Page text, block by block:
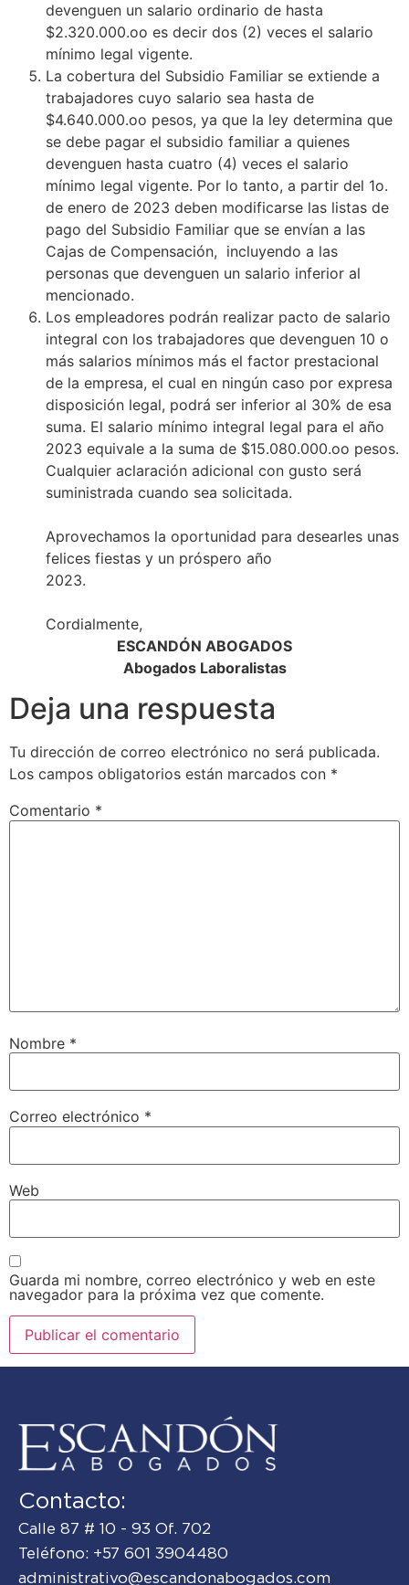
devenguen un salario ordinario de hasta
$2.320.000.oo es decir dos (2) veces el salario
mínimo legal vigente.
La cobertura del Subsidio Familiar se extiende a
trabajadores cuyo salario sea hasta de
$4.640.000.oo pesos, ya que la ley determina que
se debe pagar el subsidio familiar a quienes
devenguen hasta cuatro (4) veces el salario
mínimo legal vigente. Por lo tanto, a partir del 1o.
de enero de 2023 deben modificarse las listas de
pago del Subsidio Familiar que se envían a las
Cajas de Compensación, incluyendo a las
personas que devenguen un salario inferior al
mencionado.
Los empleadores podrán realizar pacto de salario
integral con los trabajadores que devenguen 10 o
más salarios mínimos más el factor prestacional
de la empresa, el cual en ningún caso por expresa
disposición legal, podrá ser inferior al 30% de esa
suma. El salario mínimo integral legal para el año
2023 equivale a la suma de $15.080.000.oo pesos.
Cualquier aclaración adicional con gusto será
suministrada cuando sea solicitada.
Aprovechamos la oportunidad para desearles unas
felices fiestas y un próspero año
2023.
Cordialmente,
ESCANDÓN ABOGADOS
Abogados Laboralistas
Deja una respuesta
Tu dirección de correo electrónico no será publicada.
Los campos obligatorios están marcados con *
Comentario *
Nombre *
Correo electrónico *
Web
Guarda mi nombre, correo electrónico y web en este
navegador para la próxima vez que comente.
Contacto:
Calle 87 # 10 - 93 Of. 702
Teléfono: +57 601 3904480
administrativo@escandonabogados.com